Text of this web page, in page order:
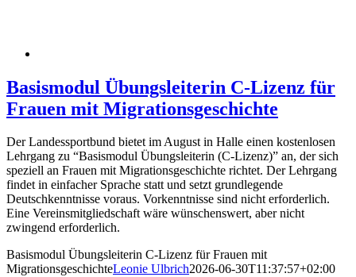
Basismodul Übungsleiterin C-Lizenz für
Frauen mit Migrationsgeschichte
Der Landessportbund bietet im August in Halle einen kostenlosen
Lehrgang zu “Basismodul Übungsleiterin (C-Lizenz)” an, der sich
speziell an Frauen mit Migrationsgeschichte richtet. Der Lehrgang
findet in einfacher Sprache statt und setzt grundlegende
Deutschkenntnisse voraus. Vorkenntnisse sind nicht erforderlich.
Eine Vereinsmitgliedschaft wäre wünschenswert, aber nicht
zwingend erforderlich.
Basismodul Übungsleiterin C-Lizenz für Frauen mit
MigrationsgeschichteLeonie Ulbrich2026-06-30T11:37:57+02:00